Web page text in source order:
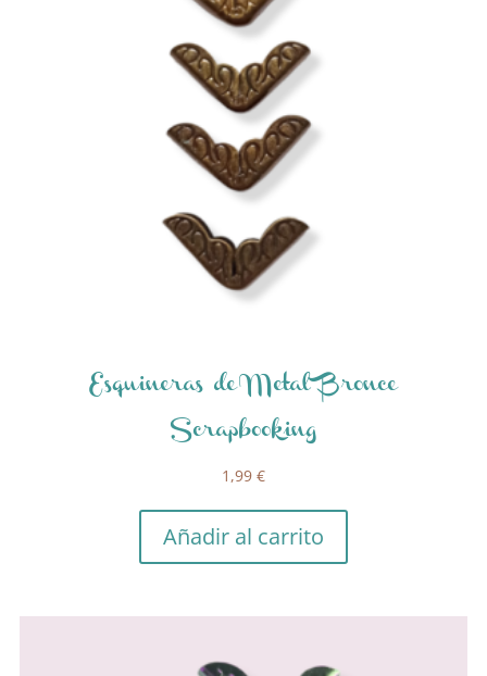
Esquineras de Metal Bronce
Scrapbooking
1,99 €
Añadir al carrito